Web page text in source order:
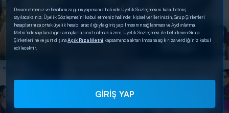
Devam etmeniz ve hesabınıza giriş yapmanız halinde Üyelik Sözleşmesini kabul etmiş
sayılacaksınız. Üyelik Sözleşmesini kabul etmeniz halinde; kişisel verilerinizin, Grup Şirketleri
hesaplarınıza ortak üyelik hesabı aracılığıyla giriş yapılmasının sağlanması ve Aydınlatma
Metni’nde sayılan diğer amaçlarla sınırlı olmak üzere, Üyelik Sözleşmesi ile belirlenen Grup
Şirketleri’ne ve yurt dışınaAçık Rıza Metni kapsamında aktarılmasına açık rıza verdiğiniz kabul
edilecektir.
GİRİŞ YAP